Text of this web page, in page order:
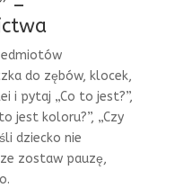
–
do zębów, klocek,
i pytaj „Co to jest?”,
jest koloru?”, „Czy
dziecko nie
zostaw pauzę,